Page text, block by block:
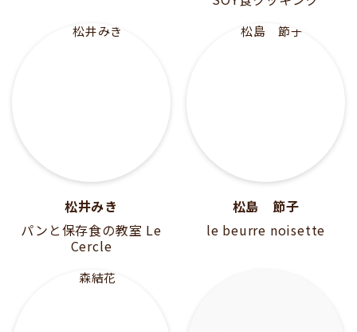
松井みき
パンと保存食の教室 Le
Cercle
松島 節子
le beurre noisette